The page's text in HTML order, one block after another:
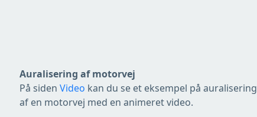
Auralisering af motorvej
På siden Video kan du se et eksempel på auralisering
af en motorvej med en animeret video.